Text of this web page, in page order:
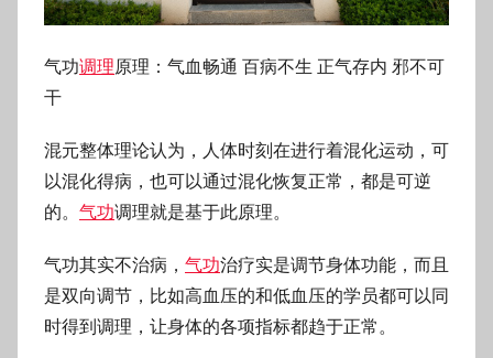
气功调理原理：气血畅通 百病不生 正气存内 邪不可
干
混元整体理论认为，人体时刻在进行着混化运动，可
以混化得病，也可以通过混化恢复正常，都是可逆
的。 气功调理就是基于此原理。
气功其实不治病， 气功治疗实是调节身体功能，而且
是双向调节，比如高血压的和低血压的学员都可以同
时得到调理，让身体的各项指标都趋于正常。